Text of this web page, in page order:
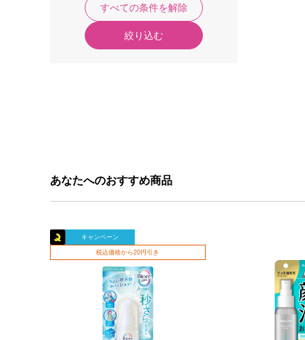
すべての条件を解除
絞り込む
あなたへのおすすめ商品
キャンペーン
税込価格から20円引き